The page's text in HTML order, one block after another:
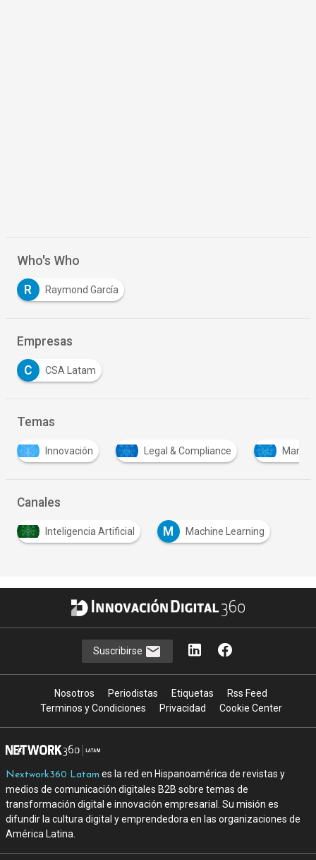
Who's Who
R Raymond García
Empresas
C CSA Latam
Temas
Innovación Legal & Compliance
Canales
Inteligencia Artificial M Machine Learning
Suscribirse
Nosotros Periodistas Etiquetas
Rss Feed
Terminos y Condiciones
Privacidad Cookie Center
Nextwork360 Latam es la red en Hispanoamérica de revistas y
medios de comunicación digitales B2B sobre temas de
transformación digital e innovación empresarial. Su misión es
difundir la cultura digital y emprendedora en las organizaciones de
América Latina.